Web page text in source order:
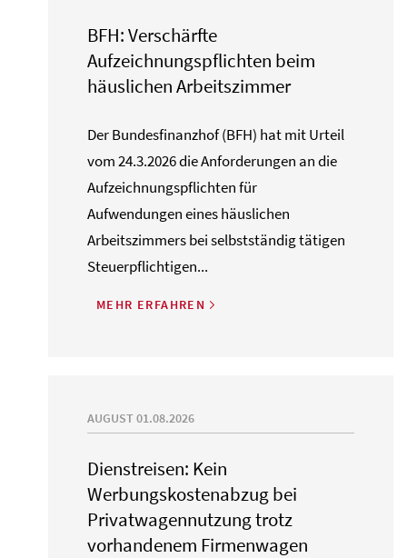
BFH: Verschärfte
Aufzeichnungspflichten beim
häuslichen Arbeitszimmer
Der Bundesfinanzhof (BFH) hat mit Urteil
vom 24.3.2026 die Anforderungen an die
Aufzeichnungspflichten für
Aufwendungen eines häuslichen
Arbeitszimmers bei selbstständig tätigen
Steuerpflichtigen...
MEHR ERFAHREN
AUGUST 01.08.2026
Dienstreisen: Kein
Werbungskostenabzug bei
Privatwagennutzung trotz
vorhandenem Firmenwagen